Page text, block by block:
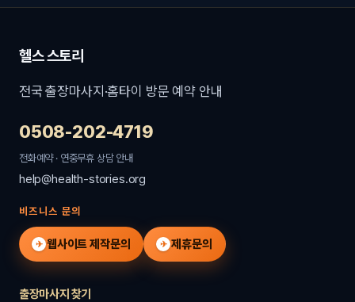
헬스 스토리
전국 출장마사지·홈타이 방문 예약 안내
0508-202-4719
전화예약 · 연중무휴 상담 안내
help@health-stories.org
비즈니스 문의
✈ 웹사이트 제작문의 ✈ 제휴문의
출장마사지 찾기